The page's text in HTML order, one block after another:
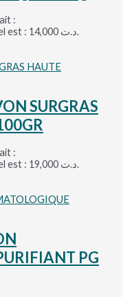
:
Le prix actuel est : د.ت 14,000.
SURGRAS
:
Le prix actuel est : د.ت 19,000.
PG